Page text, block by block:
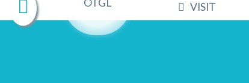
VISIT